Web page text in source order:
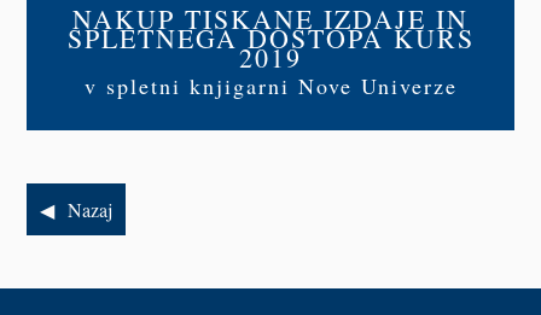
NAKUP TISKANE IZDAJE IN
SPLETNEGA DOSTOPA KURS
2019
v spletni knjigarni Nove Univerze
Nazaj